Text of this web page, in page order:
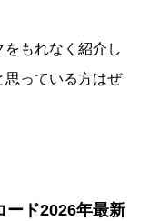
もれなく紹介し
思っている方はぜ
ード2026年最新